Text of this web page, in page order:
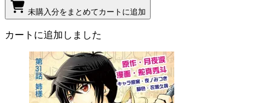
未購入分をまとめてカートに追加
カートに追加しました